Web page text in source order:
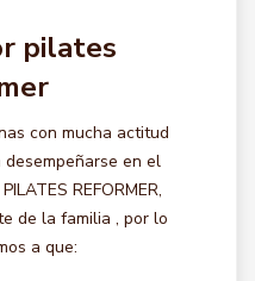
pilates
con mucha actitud
en el
REFORMER,
de la familia , por lo
a que: